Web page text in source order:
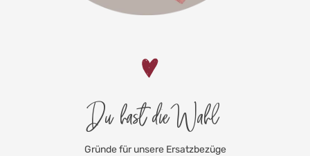
Du hast die Wahl
Gründe für unsere Ersatzbezüge